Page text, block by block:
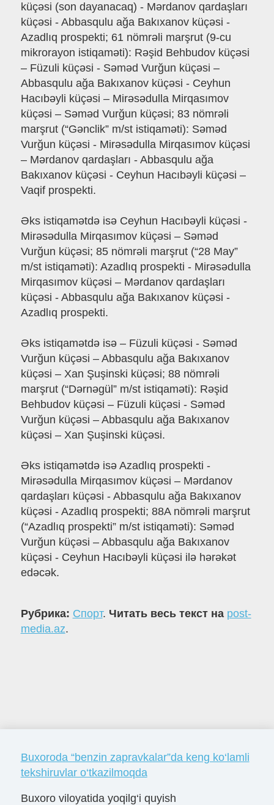
küçəsi (son dayanacaq) - Mərdanov qardaşları
küçəsi - Abbasqulu ağa Bakıxanov küçəsi -
Azadlıq prospekti; 61 nömrəli marşrut (9-cu
mikrorayon istiqaməti): Rəşid Behbudov küçəsi
– Füzuli küçəsi - Səməd Vurğun küçəsi –
Abbasqulu ağa Bakıxanov küçəsi - Ceyhun
Hacıbəyli küçəsi – Mirəsədulla Mirqasımov
küçəsi – Səməd Vurğun küçəsi; 83 nömrəli
marşrut (“Gənclik” m/st istiqaməti): Səməd
Vurğun küçəsi - Mirəsədulla Mirqasımov küçəsi
– Mərdanov qardaşları - Abbasqulu ağa
Bakıxanov küçəsi - Ceyhun Hacıbəyli küçəsi –
Vaqif prospekti.
Əks istiqamətdə isə Ceyhun Hacıbəyli küçəsi -
Mirəsədulla Mirqasımov küçəsi – Səməd
Vurğun küçəsi; 85 nömrəli marşrut (“28 May”
m/st istiqaməti): Azadlıq prospekti - Mirəsədulla
Mirqasımov küçəsi – Mərdanov qardaşları
küçəsi - Abbasqulu ağa Bakıxanov küçəsi -
Azadlıq prospekti.
Əks istiqamətdə isə – Füzuli küçəsi - Səməd
Vurğun küçəsi – Abbasqulu ağa Bakıxanov
küçəsi – Xan Şuşinski küçəsi; 88 nömrəli
marşrut (“Dərnəgül” m/st istiqaməti): Rəşid
Behbudov küçəsi – Füzuli küçəsi - Səməd
Vurğun küçəsi – Abbasqulu ağa Bakıxanov
küçəsi – Xan Şuşinski küçəsi.
Əks istiqamətdə isə Azadlıq prospekti -
Mirəsədulla Mirqasımov küçəsi – Mərdanov
qardaşları küçəsi - Abbasqulu ağa Bakıxanov
küçəsi - Azadlıq prospekti; 88A nömrəli marşrut
(“Azadlıq prospekti” m/st istiqaməti): Səməd
Vurğun küçəsi – Abbasqulu ağa Bakıxanov
küçəsi - Ceyhun Hacıbəyli küçəsi ilə hərəkət
edəcək.
Рубрика: Спорт. Читать весь текст на post-
media.az.
Buxoroda “benzin zapravkalar”da keng ko‘lamli
tekshiruvlar o‘tkazilmoqda
Buxoro viloyatida yoqilg‘i quyish